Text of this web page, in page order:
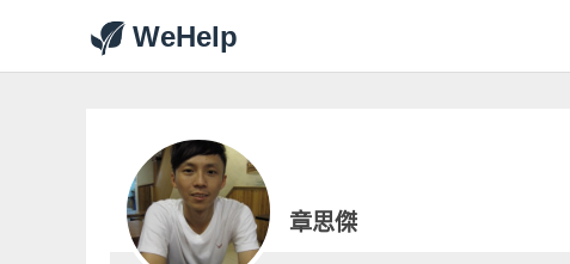
WeHelp
章思傑